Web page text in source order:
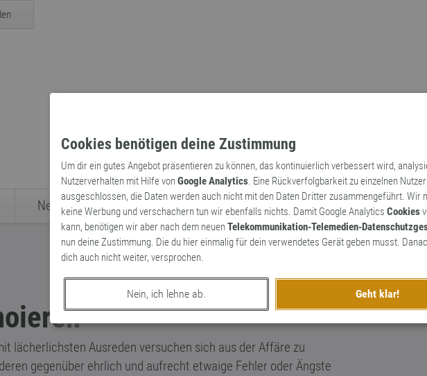
Cookies benötigen deine Zustimmung
Um dir ein gutes Angebot präsentieren zu können, das kontinuierlich verbessert wird,
Nutzerverhalten mit Hilfe vonGoogle Analytics. Eine Rückverfolgbarkeit zu einzelnen
ausgeschlossen, die Daten werden auch nicht mit den Daten Dritter zusammengeführt. Wir
keine Werbung und verschachern tun wir ebenfalls nichts. Damit Google Analytics Cookies
kann, benötigen wir aber nach dem neuenTelekommunikation-Telemedien-
nun deine Zustimmung. Die du hier einmalig für dein verwendetes Gerät geben musst.
dich auch nicht weiter, versprochen.
Nein, ich lehne ab. Geht klar!
Neologismen Archaismen Markennamen
lächerlichsten Ausreden versuchen sich aus der Affäre zu
gegenüber ehrlich und aufrecht etwaige Fehler oder Ängste